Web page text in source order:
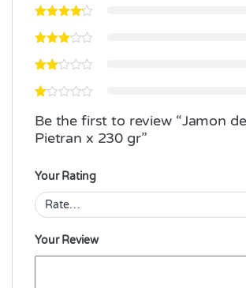
Be the first to review “Jamon
Pietran x 230 gr”
Your Rating
Your Review